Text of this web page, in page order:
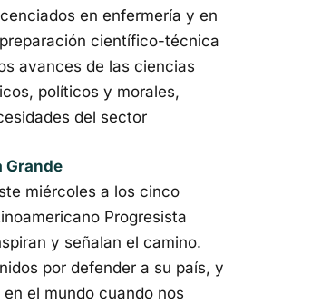
en enfermería y en
científico-técnica
avances de las ciencias
políticos y morales,
del sector
Grande
miércoles a los cinco
Progresista
y señalan el camino.
por defender a su país, y
el mundo cuando nos